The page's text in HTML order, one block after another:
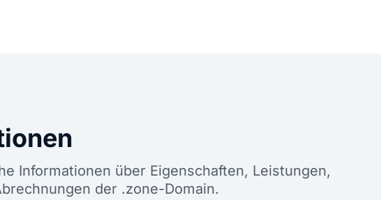
Informationen über Eigenschaften, Leistungen,
der .zone-Domain.